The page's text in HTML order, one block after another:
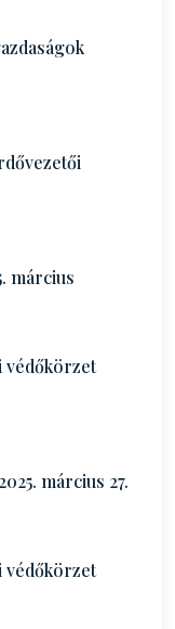
március
védőkörzet
március 27.
védőkörzet